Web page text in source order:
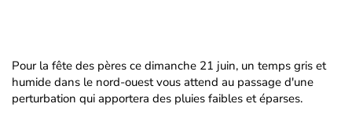
Pour la fête des pères ce dimanche 21 juin, un temps gris et
humide dans le nord-ouest vous attend au passage d'une
perturbation qui apportera des pluies faibles et éparses.